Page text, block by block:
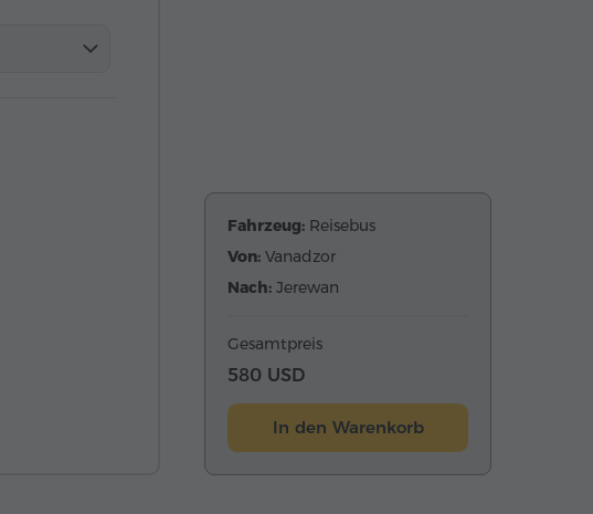
Fahrzeug: Reisebus
Von: Vanadzor
Nach: Jerewan
Gesamtpreis
580 USD
In den Warenkorb